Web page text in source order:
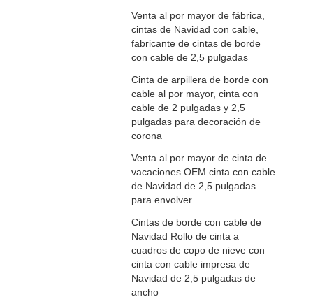
Venta al por mayor de fábrica,
cintas de Navidad con cable,
fabricante de cintas de borde
con cable de 2,5 pulgadas
Cinta de arpillera de borde con
cable al por mayor, cinta con
cable de 2 pulgadas y 2,5
pulgadas para decoración de
corona
Venta al por mayor de cinta de
vacaciones OEM cinta con cable
de Navidad de 2,5 pulgadas
para envolver
Cintas de borde con cable de
Navidad Rollo de cinta a
cuadros de copo de nieve con
cinta con cable impresa de
Navidad de 2,5 pulgadas de
ancho